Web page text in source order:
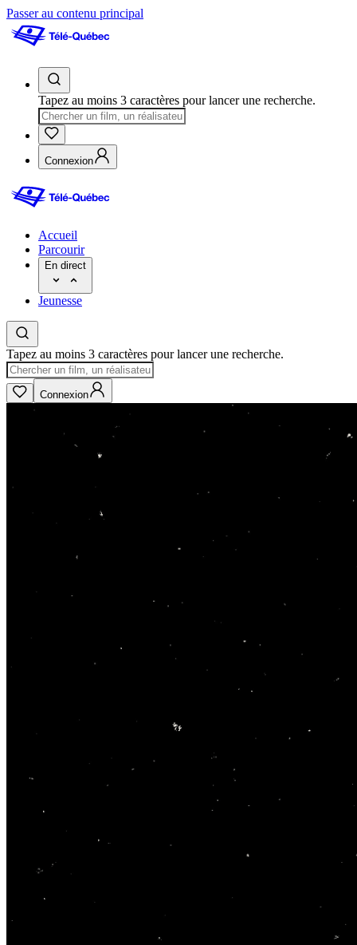
Passer au contenu principal
Tapez au moins 3 caractères pour lancer une recherche.
Connexion
Accueil
Parcourir
En direct
Jeunesse
Tapez au moins 3 caractères pour lancer une recherche.
Connexion